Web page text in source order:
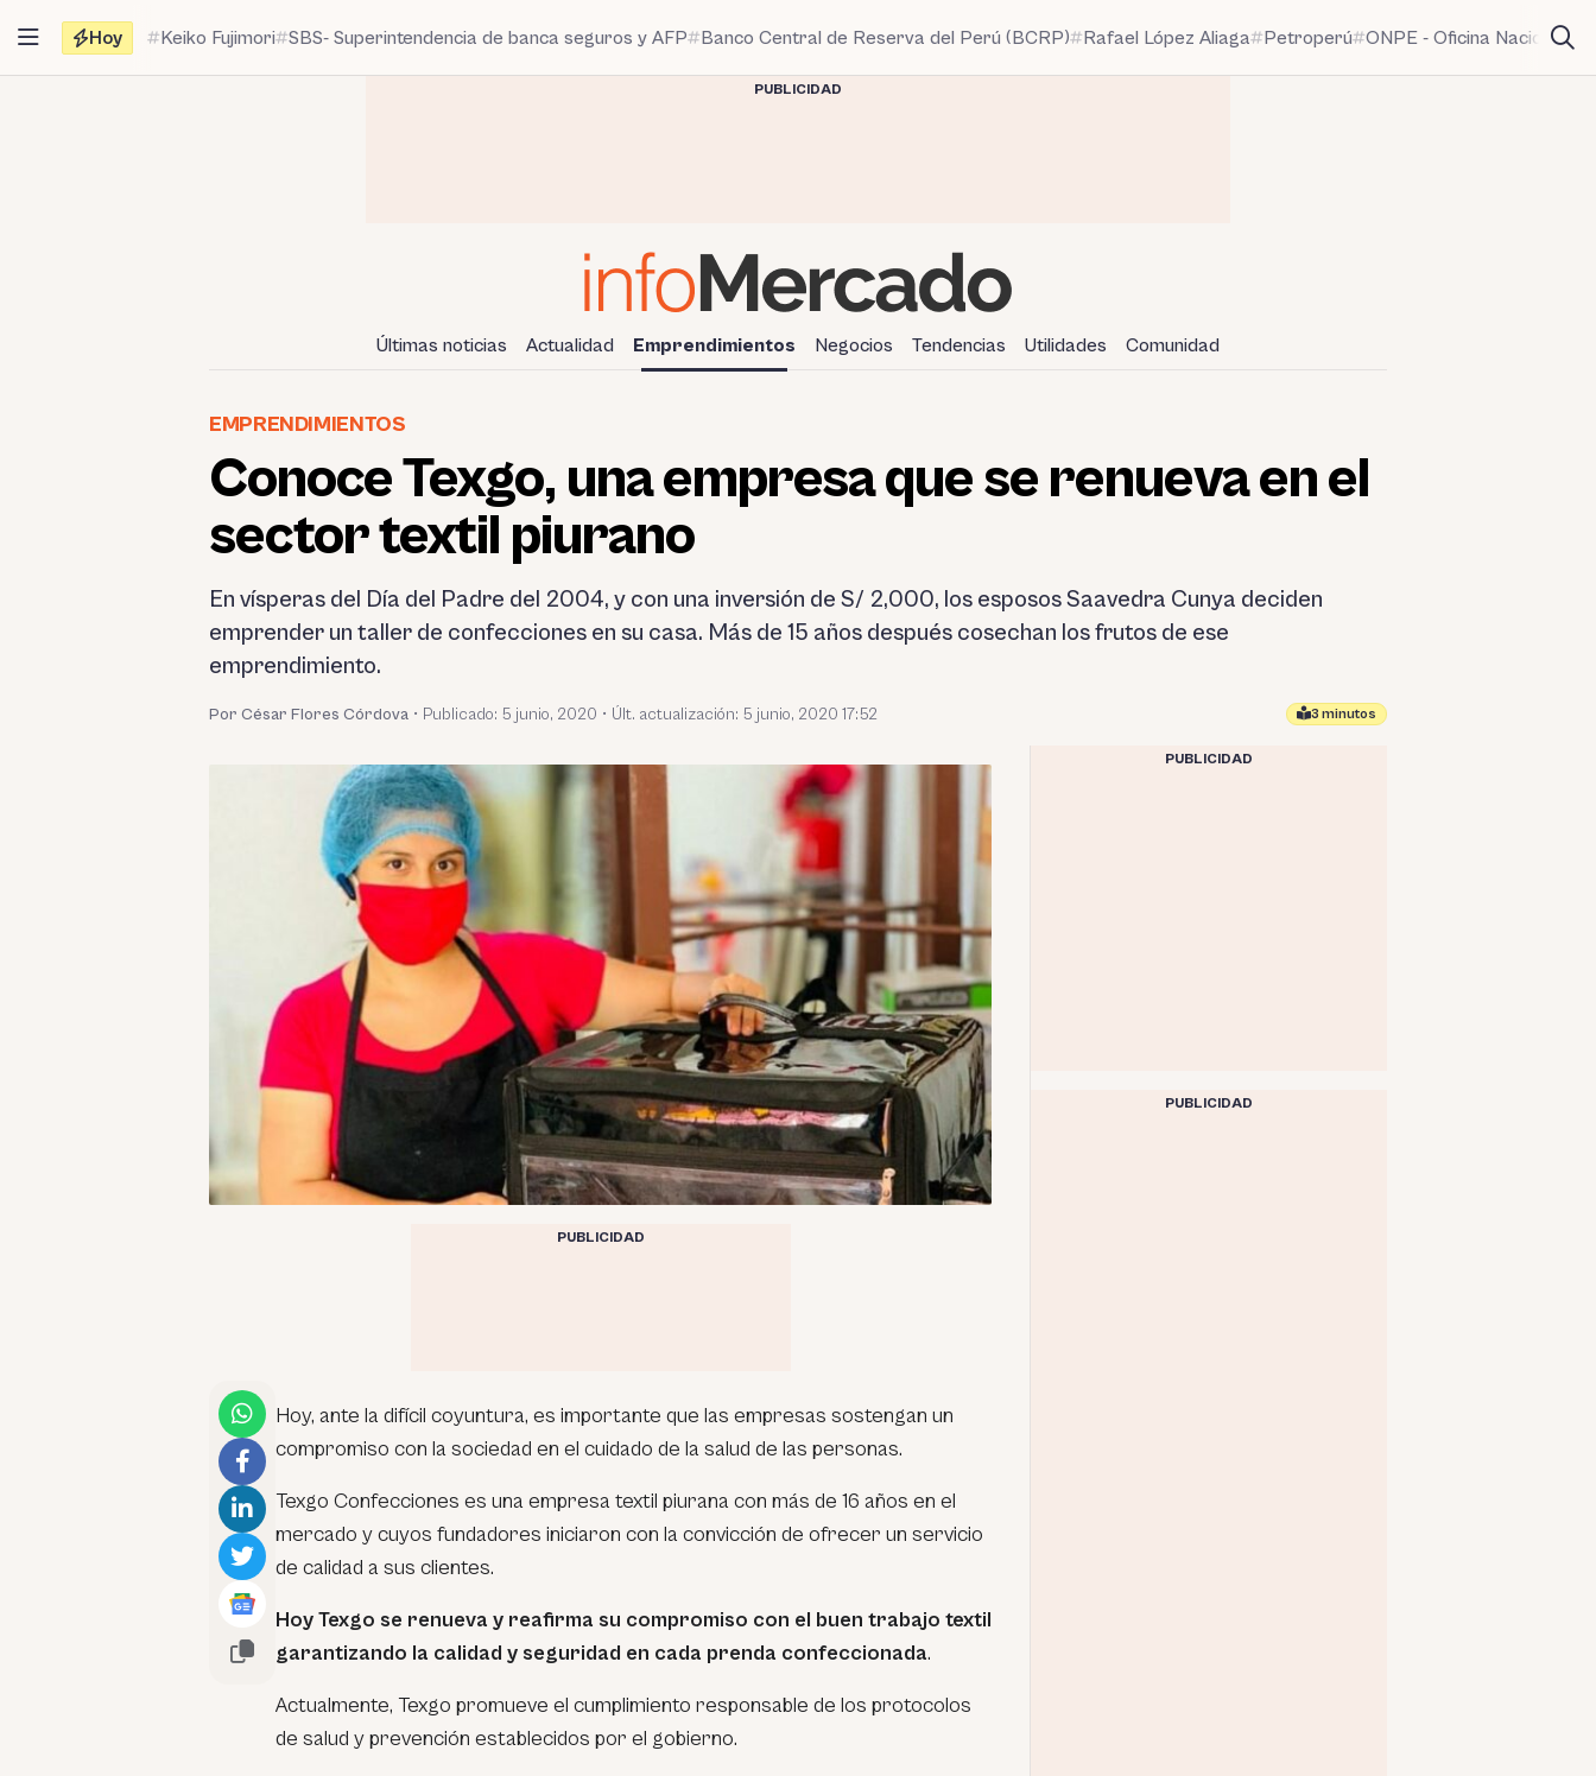
contenido
Hoy Keiko Fujimori SBS- Superintendencia de banca seguros y AFP Banco Central de Reserva del Perú (BCRP) Rafael López Aliaga Petroperú ONPE - Oficina Nacional
PUBLICIDAD
Últimas noticias Actualidad Emprendimientos Negocios Tendencias Utilidades Comunidad
EMPRENDIMIENTOS
Conoce Texgo, una empresa que se renueva en el
sector textil piurano
En vísperas del Día del Padre del 2004, y con una inversión de S/ 2,000, los esposos Saavedra Cunya deciden
emprender un taller de confecciones en su casa. Más de 15 años después cosechan los frutos de ese
emprendimiento.
Por César Flores Córdova • Publicado: 5 junio, 2020 • Últ. actualización: 5 junio, 2020 17:52 3 minutos
PUBLICIDAD
Hoy, ante la difícil coyuntura, es importante que las empresas sostengan un
compromiso con la sociedad en el cuidado de la salud de las personas.
Texgo Confecciones es una empresa textil piurana con más de 16 años en el
mercado y cuyos fundadores iniciaron con la convicción de ofrecer un servicio
de calidad a sus clientes.
Hoy Texgo se renueva y reafirma su compromiso con el buen trabajo textil
garantizando la calidad y seguridad en cada prenda confeccionada.
Actualmente, Texgo promueve el cumplimiento responsable de los protocolos
de salud y prevención establecidos por el gobierno.
PUBLICIDAD
PUBLICIDAD